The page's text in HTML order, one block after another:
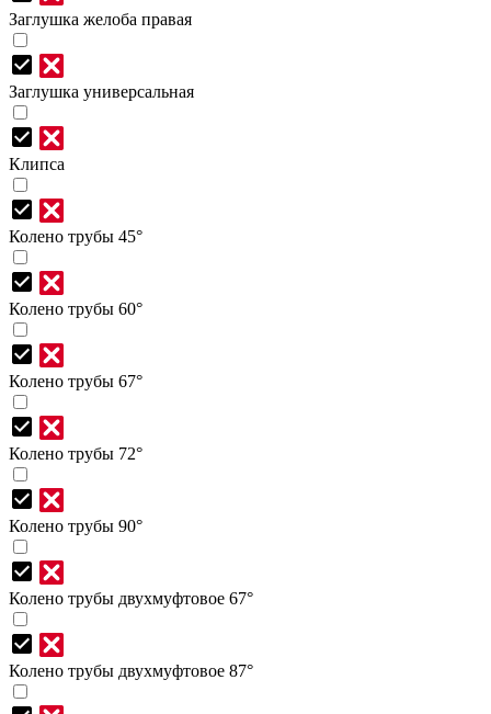
Заглушка желоба правая
Заглушка универсальная
Клипса
Колено трубы 45°
Колено трубы 60°
Колено трубы 67°
Колено трубы 72°
Колено трубы 90°
Колено трубы двухмуфтовое 67°
Колено трубы двухмуфтовое 87°